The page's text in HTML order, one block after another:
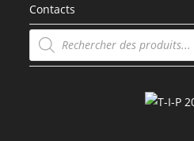
Contacts
Recherche
de
produits